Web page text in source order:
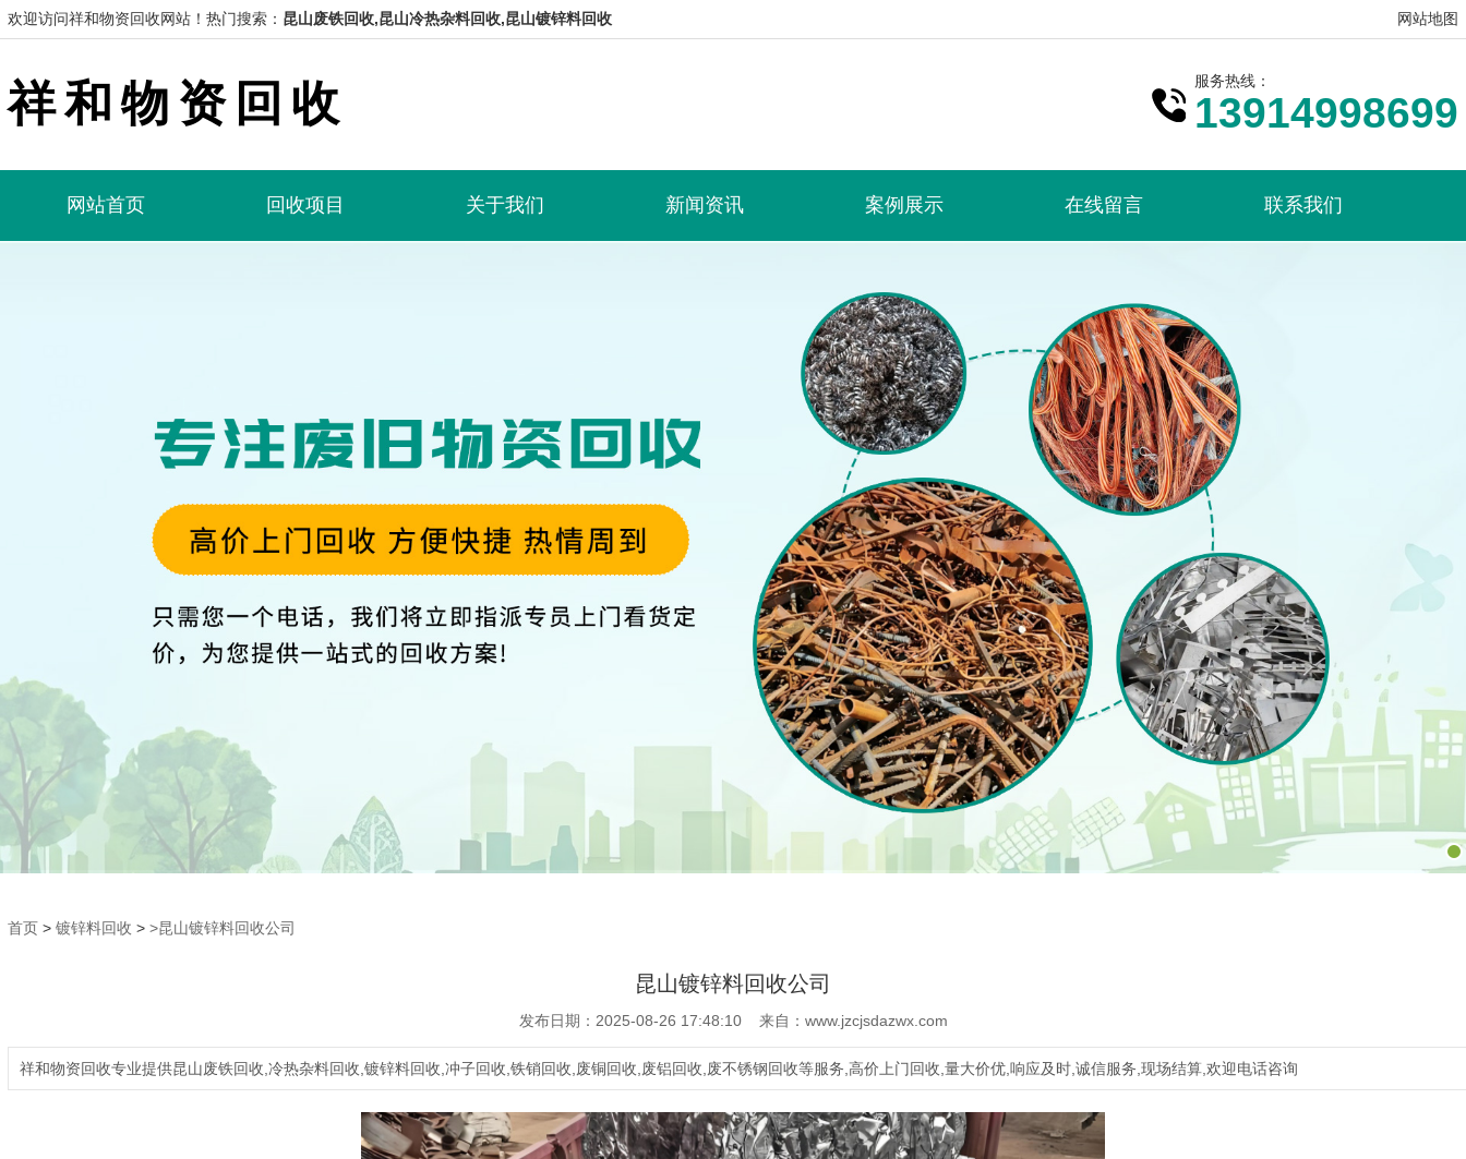
欢迎访问祥和物资回收网站！ 热门搜索： 昆山废铁回收,昆山冷热杂料回收,昆山镀锌料回收 网站地图
祥和物资回收 服务热线：
13914998699
网站首页 回收项目 关于我们 新闻资讯 案例展示 在线留言 联系我们
首页 > 镀锌料回收 > >昆山镀锌料回收公司
昆山镀锌料回收公司
发布日期：2025-08-26 17:48:10 来自：www.jzcjsdazwx.com
祥和物资回收专业提供昆山废铁回收,冷热杂料回收,镀锌料回收,冲子回收,铁销回收,废铜回收,废铝回收,废不锈钢回收等服务,高价上门回收,量大价优,响应及时,诚信服务,现场结算,欢迎电话咨询